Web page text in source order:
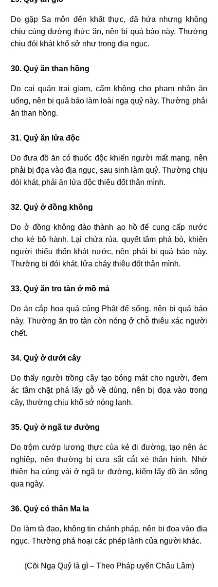
Do gặp Sa môn đến khất thực, đã hứa nhưng không
chịu cúng dường thức ăn, nên bị quả báo này. Thường
chịu đói khát khổ sở như trong địa ngục.
30. Quỷ ăn than hồng
Do cai quản trại giam, cấm không cho phạm nhân ăn
uống, nên bị quả báo làm loài ngạ quỷ này. Thường phải
ăn than hồng.
31. Quỷ ăn lửa độc
Do đưa đồ ăn có thuốc độc khiến người mất mạng, nên
phải bị đọa vào địa ngục, sau sinh làm quỷ. Thường chịu
đói khát, phải ăn lửa độc thiêu đốt thân mình.
32. Quỷ ở đồng không
Do ở đồng không đào thành ao hồ để cung cấp nước
cho kẻ bộ hành. Lại chửa rủa, quyết tâm phá bỏ, khiến
người thiếu thốn khát nước, nên phải bị quả báo này.
Thường bị đói khát, lửa cháy thiêu đốt thân mình.
33. Quỷ ăn tro tàn ở mồ mả
Do ăn cắp hoa quả cúng Phật để sống, nên bị quả báo
này. Thường ăn tro tàn còn nóng ở chỗ thiêu xác người
chết.
34. Quỷ ở dưới cây
Do thấy người trồng cây tạo bóng mát cho người, đem
ác tâm chặt phá lấy gỗ về dùng, nên bị đọa vào trong
cây, thường chịu khổ sở nóng lạnh.
35. Quỷ ở ngã tư đường
Do trộm cướp lương thực của kẻ đi đường, tạo nên ác
nghiệp, nên thường bị cưa sắt cắt xẻ thân hình. Nhờ
thiên hạ cúng vái ở ngã tư đường, kiếm lấy đồ ăn sống
qua ngày.
36. Quỷ có thân Ma la
Do làm tà đạo, không tin chánh pháp, nên bị đọa vào địa
ngục. Thường phá hoại các phép lành của người khác.
(Cõi Ngạ Quỷ là gì – Theo Pháp uyển Châu Lâm)